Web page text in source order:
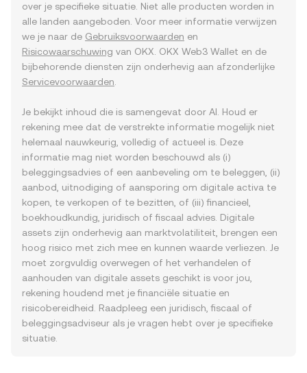
over je specifieke situatie. Niet alle producten worden in
alle landen aangeboden. Voor meer informatie verwijzen
we je naar de Gebruiksvoorwaarden en
Risicowaarschuwing van OKX. OKX Web3 Wallet en de
bijbehorende diensten zijn onderhevig aan afzonderlijke
Servicevoorwaarden
Je bekijkt inhoud die is samengevat door AI. Houd er
rekening mee dat de verstrekte informatie mogelijk niet
helemaal nauwkeurig, volledig of actueel is. Deze
informatie mag niet worden beschouwd als (i)
beleggingsadvies of een aanbeveling om te beleggen, (ii)
aanbod, uitnodiging of aansporing om digitale activa te
kopen, te verkopen of te bezitten, of (iii) financieel,
boekhoudkundig, juridisch of fiscaal advies. Digitale
assets zijn onderhevig aan marktvolatiliteit, brengen een
hoog risico met zich mee en kunnen waarde verliezen. Je
moet zorgvuldig overwegen of het verhandelen of
aanhouden van digitale assets geschikt is voor jou,
rekening houdend met je financiële situatie en
risicobereidheid. Raadpleeg een juridisch, fiscaal of
beleggingsadviseur als je vragen hebt over je specifieke
situatie.